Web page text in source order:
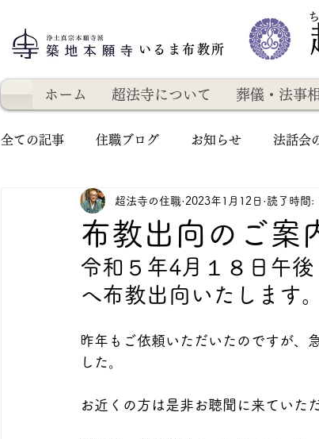
いるま布教所
ホーム 超法寺について 葬儀・法事
全ての記事 住職ブログ お知らせ 法話会
布教出向のご案
超法寺の住職 2023年1月12日 読了時間:
令和５年4月１８日午
へ布教出向いたします。
昨年もご依頼いただいたのですが、
した。
お近くの方は是非お聴聞に来ていた